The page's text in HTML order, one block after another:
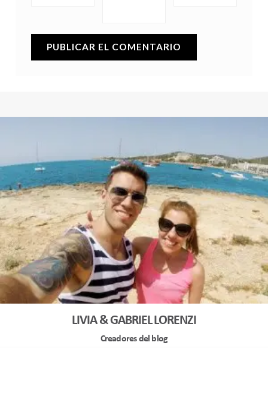
LIVIA & GABRIEL LORENZI
Creadores del blog